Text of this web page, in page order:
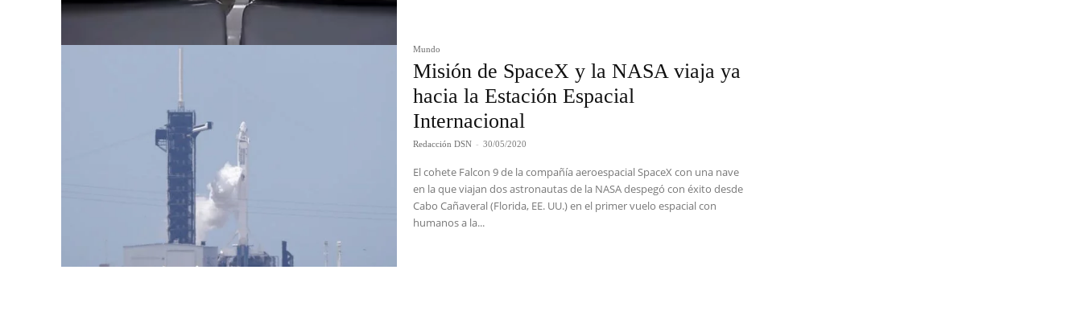
Mundo
Misión de SpaceX y la NASA viaja ya
hacia la Estación Espacial
Internacional
Redacción DSN - 30/05/2020
El cohete Falcon 9 de la compañía aeroespacial SpaceX con una nave
en la que viajan dos astronautas de la NASA despegó con éxito desde
Cabo Cañaveral (Florida, EE. UU.) en el primer vuelo espacial con
humanos a la...